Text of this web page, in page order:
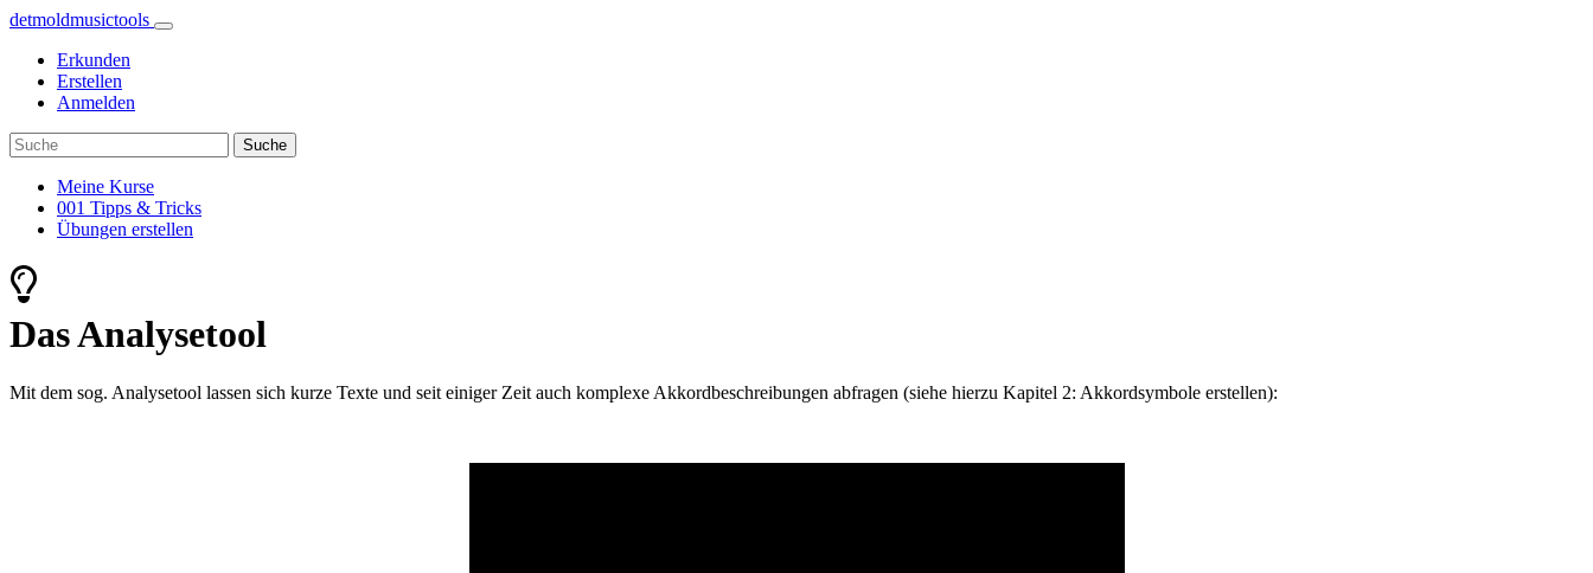
detmoldmusictools
Erkunden
Erstellen
Anmelden
Meine Kurse
001 Tipps & Tricks
Übungen erstellen
Das Analysetool
Mit dem sog. Analysetool lassen sich kurze Texte und seit einiger Zeit auch komplexe Akkordbeschreibungen abfragen (siehe hierzu Kapitel 2: Akkordsymbole erstellen):